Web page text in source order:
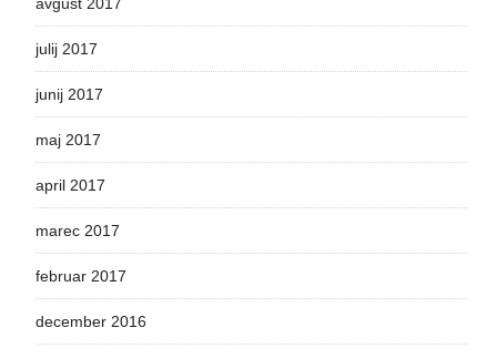
avgust 2017
julij 2017
junij 2017
maj 2017
april 2017
marec 2017
februar 2017
december 2016